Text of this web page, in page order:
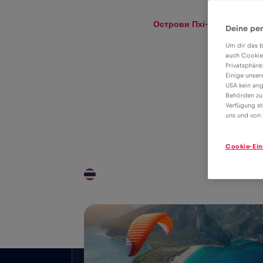
Острови Пхі-Пхі
4€
Deine
Um dir das
auch
Einige
USA kein
Behörden
Verfügung
uns und von
Cookie-